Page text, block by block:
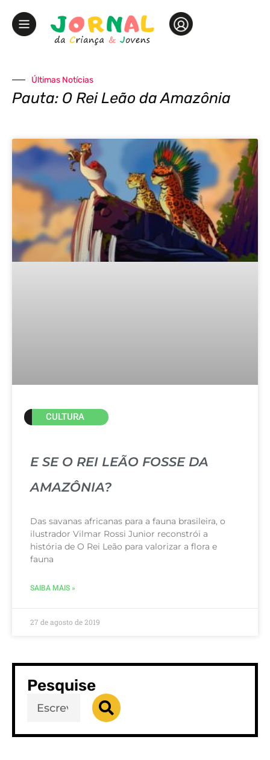
Últimas Notícias
Pauta: O Rei Leão da Amazônia
CULTURA
E SE O REI LEÃO FOSSE DA
AMAZÔNIA?
Das savanas africanas para a fauna brasileira, o
ilustrador Vilmar Rossi Junior reconstrói a
história de O Rei Leão para valorizar a flora e
fauna
SAIBA MAIS »
27 de agosto de 2019
Pesquise